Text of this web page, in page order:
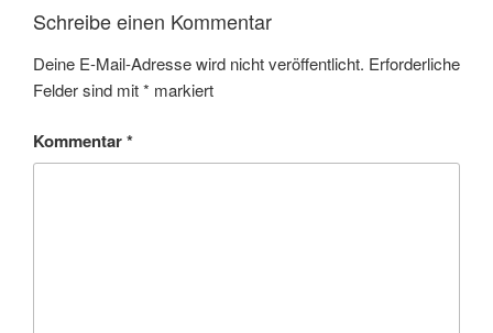
Schreibe einen Kommentar
Deine E-Mail-Adresse wird nicht veröffentlicht. Erforderliche
Felder sind mit* markiert
Kommentar*